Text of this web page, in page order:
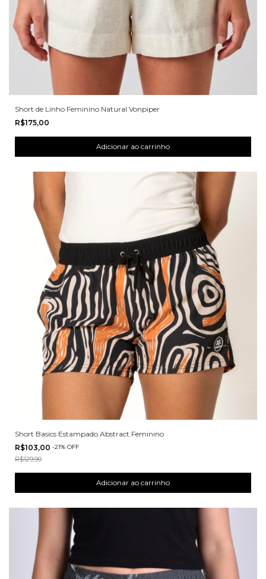
Short de Linho Feminino Natural Vonpiper
R$175,00
Short Basics Estampado Abstract Feminino
R$103,00 -21% OFF
R$129,90